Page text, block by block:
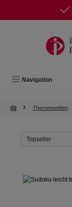
Zum Hauptinhalt springen
Navigation
Themenwelten